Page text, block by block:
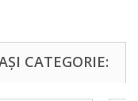
CATEGORIE: